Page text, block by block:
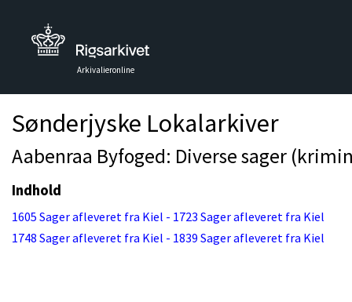
Arkivalieronline
Sønderjyske Lokalarkiver
Aabenraa Byfoged: Diverse sager
Indhold
1605 Sager afleveret fra Kiel - 1723 Sager afleveret fra Kiel
1748 Sager afleveret fra Kiel - 1839 Sager afleveret fra Kiel